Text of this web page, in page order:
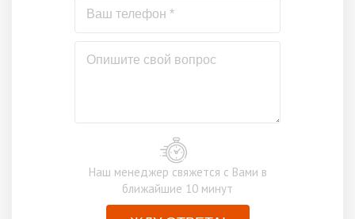
Наш менеджер свяжется с Вами в
ближайшие 10 минут